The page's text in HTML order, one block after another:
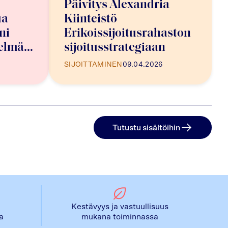
Päivitys Alexandria
Kiinteistö
Erikoissijoitusrahaston
sijoitusstrategiaan
SIJOITTAMINEN 09.04.2026
Tutustu sisältöihin
Kestävyys ja vastuullisuus
mukana toiminnassa